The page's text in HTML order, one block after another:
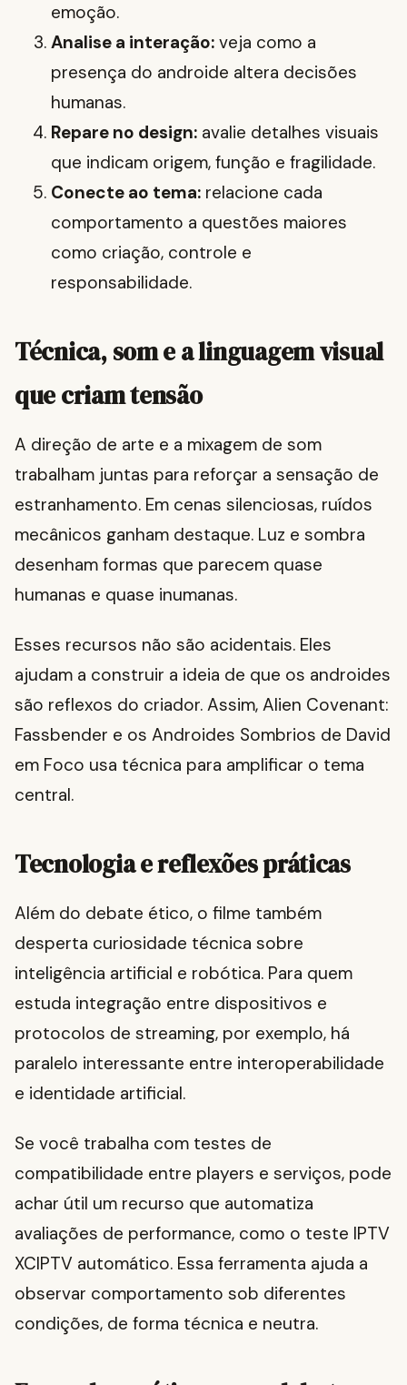
emoção.
Analise a interação: veja como a
presença do androide altera decisões
humanas.
Repare no design: avalie detalhes visuais
que indicam origem, função e fragilidade.
Conecte ao tema: relacione cada
comportamento a questões maiores
como criação, controle e
responsabilidade.
Técnica, som e a linguagem visual
que criam tensão
A direção de arte e a mixagem de som
trabalham juntas para reforçar a sensação de
estranhamento. Em cenas silenciosas, ruídos
mecânicos ganham destaque. Luz e sombra
desenham formas que parecem quase
humanas e quase inumanas.
Esses recursos não são acidentais. Eles
ajudam a construir a ideia de que os androides
são reflexos do criador. Assim, Alien Covenant:
Fassbender e os Androides Sombrios de David
em Foco usa técnica para amplificar o tema
central.
Tecnologia e reflexões práticas
Além do debate ético, o filme também
desperta curiosidade técnica sobre
inteligência artificial e robótica. Para quem
estuda integração entre dispositivos e
protocolos de streaming, por exemplo, há
paralelo interessante entre interoperabilidade
e identidade artificial.
Se você trabalha com testes de
compatibilidade entre players e serviços, pode
achar útil um recurso que automatiza
avaliações de performance, como o teste IPTV
XCIPTV automático. Essa ferramenta ajuda a
observar comportamento sob diferentes
condições, de forma técnica e neutra.